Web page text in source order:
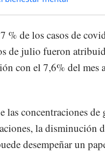
% de los casos de
de julio fueron
con el 7,6% del mes
las concentraciones de
la disminución
desempeñar un